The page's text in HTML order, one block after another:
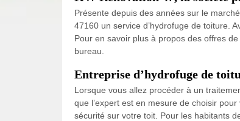
Présente depuis des années sur le
47160 un service d’hydrofuge de toiture.
Pour en savoir plus à propos des offres
bureau.
Entreprise d’hydrofuge de
Lorsque vous allez procéder à un
que l’expert est en mesure de choisir
sécurité sur votre toit. Pour les habitants